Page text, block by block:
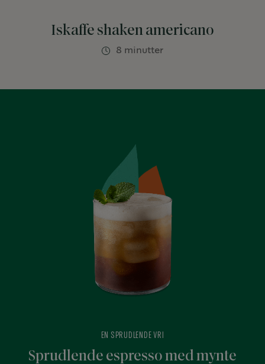
Iskaffe shaken americano
8 minutter
Sprudlende espresso med mynte
EN SPRUDLENDE VRI